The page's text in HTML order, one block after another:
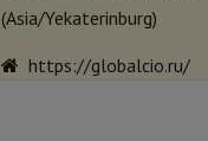
(Asia/Yekaterinburg)
https://globalcio.ru/